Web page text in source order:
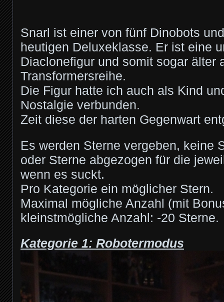
Snarl ist einer von fünf Dinobots
heutigen Deluxeklasse. Er ist eine
Diaclonefigur und somit sogar älter
Transformersreihe.
Die Figur hatte ich auch als Kind
Nostalgie verbunden.
Zeit diese der harten Gegenwart
Es werden Sterne vergeben, keine
oder Sterne abgezogen für die
wenn es suckt.
Pro Kategorie ein möglicher Stern.
Maximal mögliche Anzahl (mit
kleinstmögliche Anzahl: -20 Sterne.
Kategorie 1: Robotermodus